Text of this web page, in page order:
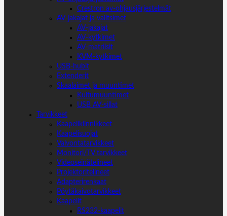
Crestron av-ohjausjärjestelmät
AV-jakajat ja valitsimet
AV-jakajat
AV-kytkimet
AV-matriisit
KVM-kytkimet
USB-hubit
Extenderit
Skaalaimet ja muuntimet
Kuitumuuntimet
USB AV-sillat
Tarvikkeet
Kaapelikiinnikkeet
Kaapelisuojat
Valvontatarvikkeet
Monitori/TV tarvikkeet
Videoseinätelineet
Projektoritelineet
Adapterirenkaat
Pöytäkaivotarvikkeet
Kaapelit
RS232-kaapelit